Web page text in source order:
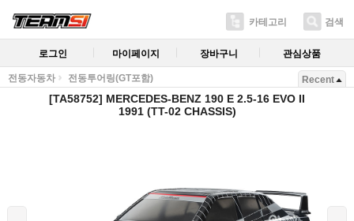
카테고리 검색
로그인 마이페이지 장바구니 관심상품
전동자동차 전동투어링(GT포함) Recent
[TA58752] MERCEDES-BENZ 190 E 2.5-16 EVO II
1991 (TT-02 CHASSIS)